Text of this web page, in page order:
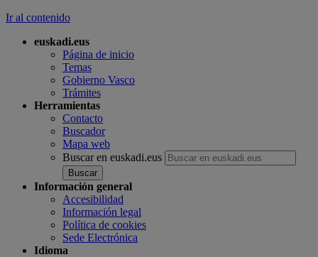
Ir al contenido
euskadi.eus
Página de inicio
Temas
Gobierno Vasco
Trámites
Herramientas
Contacto
Buscador
Mapa web
Buscar en euskadi.eus
Información general
Accesibilidad
Información legal
Política de cookies
Sede Electrónica
Idioma